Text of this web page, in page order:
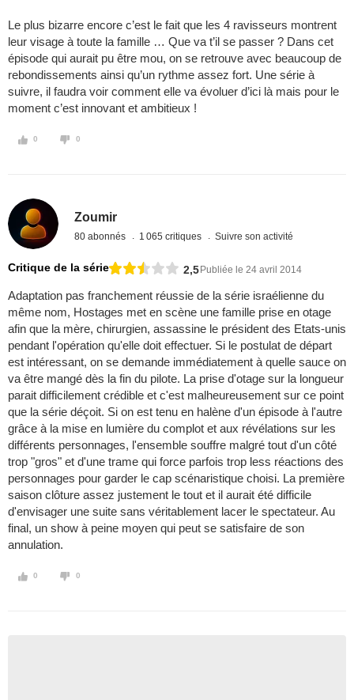
Le plus bizarre encore c’est le fait que les 4 ravisseurs montrent
leur visage à toute la famille … Que va t’il se passer ? Dans cet
épisode qui aurait pu être mou, on se retrouve avec beaucoup de
rebondissements ainsi qu’un rythme assez fort. Une série à
suivre, il faudra voir comment elle va évoluer d’ici là mais pour le
moment c’est innovant et ambitieux !
0 0
Zoumir
80 abonnés 1 065 critiques Suivre son activité
Critique de la série 2,5Publiée le 24 avril 2014
Adaptation pas franchement réussie de la série israélienne du
même nom, Hostages met en scène une famille prise en otage
afin que la mère, chirurgien, assassine le président des Etats-unis
pendant l'opération qu'elle doit effectuer. Si le postulat de départ
est intéressant, on se demande immédiatement à quelle sauce on
va être mangé dès la fin du pilote. La prise d'otage sur la longueur
parait difficilement crédible et c'est malheureusement sur ce point
que la série déçoit. Si on est tenu en halène d'un épisode à l'autre
grâce à la mise en lumière du complot et aux révélations sur les
différents personnages, l'ensemble souffre malgré tout d'un côté
trop "gros" et d'une trame qui force parfois trop less réactions des
personnages pour garder le cap scénaristique choisi. La première
saison clôture assez justement le tout et il aurait été difficile
d'envisager une suite sans véritablement lacer le spectateur. Au
final, un show à peine moyen qui peut se satisfaire de son
annulation.
0 0